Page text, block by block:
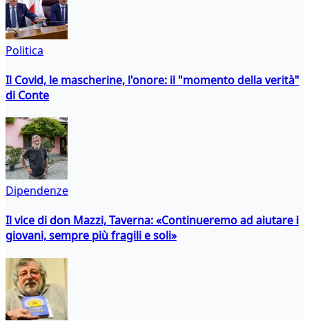
Politica
Il Covid, le mascherine, l'onore: il "momento della verità"
di Conte
Dipendenze
Il vice di don Mazzi, Taverna: «Continueremo ad aiutare i
giovani, sempre più fragili e soli»